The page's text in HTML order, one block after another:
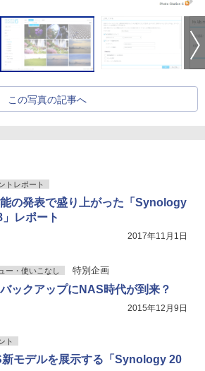
この写真の記事へ
トレポート
の発表で盛り上がった「Synology
レポート
2017年11月1日
ー・使いこなし 特別企画
ックアップにNAS時代が到来？
2015年12月9日
ト
新モデルを展示する「Synology 20